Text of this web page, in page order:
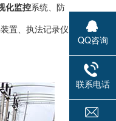
化监控系统、防
置、执法记录仪
QQ咨询
联系电话